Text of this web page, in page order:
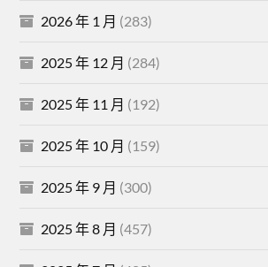
2026 年 1 月 (283)
2025 年 12 月 (284)
2025 年 11 月 (192)
2025 年 10 月 (159)
2025 年 9 月 (300)
2025 年 8 月 (457)